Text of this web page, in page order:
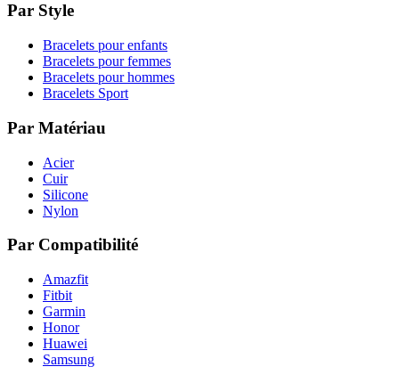
Par Style
Bracelets pour enfants
Bracelets pour femmes
Bracelets pour hommes
Bracelets Sport
Par Matériau
Acier
Cuir
Silicone
Nylon
Par Compatibilité
Amazfit
Fitbit
Garmin
Honor
Huawei
Samsung